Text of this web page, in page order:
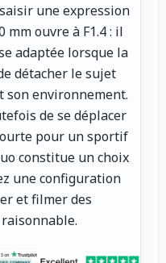
une expression
mm ouvre à F1.4 : il
adaptée lorsque la
détacher le sujet
son environnement.
de se déplacer
pour un sportif
constitue un choix
une configuration
et filmer des